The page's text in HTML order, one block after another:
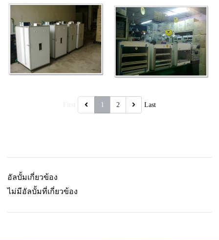
1 2 Last
อัลบั้มเกี่ยวข้อง
ไม่มีอัลบั้มที่เกี่ยวข้อง